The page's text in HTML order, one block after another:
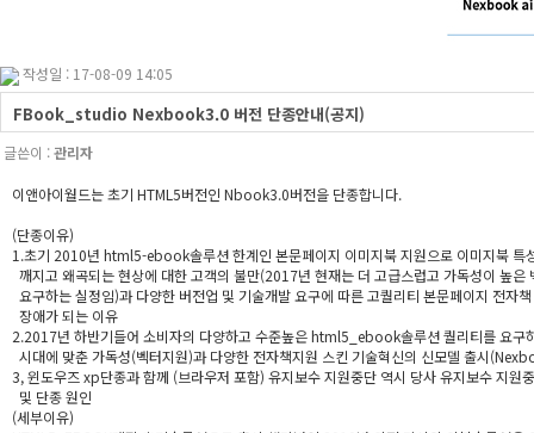
작성일 : 17-08-09 14:05
FBook_studio Nexbook3.0 버전 단종안내(공지)
글쓴이 :관리자
이앤아이월드는 초기 HTML5버전인 Nbook3.0버전을 단종합니다.
(단종이유)
1.초기 2010년 html5-ebook솔루션 한계인 본문페이지 이미지북 지원으로 이미지북 특
깨지고 왜곡되는 현상에 대한 고객의 불만(2017년 현재는 더 고급스럽고 가독성이 높은
요구하는 실정임)과 다양한 버전업 및 기술개발 요구에 따른 고퀄리티 본문페이지 전자
장애가 되는 이유
2.2017년 하반기들어 소비자의 다양하고 수준높은 html5_ebook솔루션 퀄리티를 요구
시대에 맞춘 가독성(벡터지원)과 다양한 전자책지원 스킨 기술혁신의 신모델 출시
3, 윈도우즈 xp단종과 함께 (브라우저 포함) 유지보수 지원중단 역시 당사 유지보수 지원
및 단종 원인
(세부이유)